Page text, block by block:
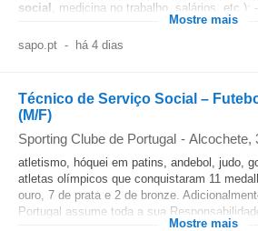
social , medicina no trabalho, salários, etc.); -
Mostre mais
sapo.pt - há 4 dias
Técnico de Serviço Social –
(M/F)
Sporting Clube de Portugal - Alcochete,
atletismo, hóquei em patins, andebol, judo,
atletas olímpicos que conquistaram 11
ouro, 7 de prata e 2 de bronze.
Portugal assume toda a sua
Mostre mais